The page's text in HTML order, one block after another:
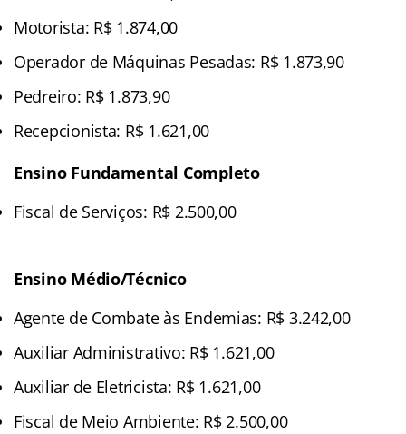
Motorista: R$ 1.874,00
Operador de Máquinas Pesadas: R$ 1.873,90
Pedreiro: R$ 1.873,90
Recepcionista: R$ 1.621,00
Ensino Fundamental Completo
Fiscal de Serviços: R$ 2.500,00
Ensino Médio/Técnico
Agente de Combate às Endemias: R$ 3.242,00
Auxiliar Administrativo: R$ 1.621,00
Auxiliar de Eletricista: R$ 1.621,00
Fiscal de Meio Ambiente: R$ 2.500,00